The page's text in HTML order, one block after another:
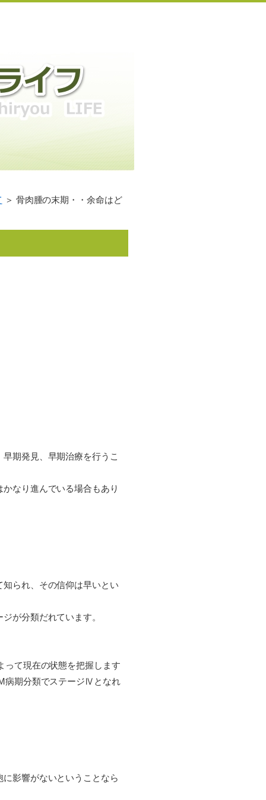
＞ 骨肉腫の末期・・余命はど
期発見、早期治療を行うこ
なり進んでいる場合もあり
られ、その信仰は早いとい
が分類だれています。
って現在の状態を把握します
病期分類でステージⅣとなれ
影響がないということなら